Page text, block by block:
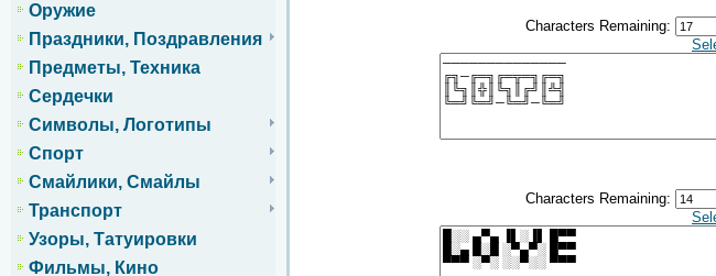
Оружие
Праздники, Поздравления
Предметы, Техника
Сердечки
Символы, Логотипы
Спорт
Смайлики, Смайлы
Транспорт
Узоры, Татуировки
Фильмы, Кино
Characters Remaining:
Characters Remaining: